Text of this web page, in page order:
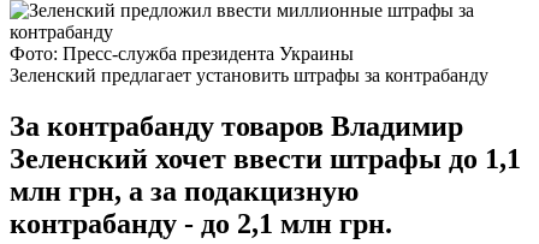
Фото: Пресс-служба президента Украины
Зеленский предлагает установить штрафы за контрабанду
За контрабанду товаров Владимир
Зеленский хочет ввести штрафы до 1,1
млн грн, а за подакцизную
контрабанду - до 2,1 млн грн.